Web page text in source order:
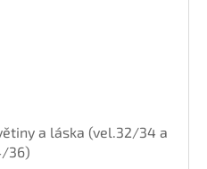
a láska (vel.32/34 a
36)